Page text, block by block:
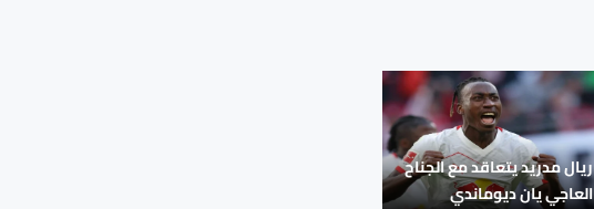
ريال مدريد يتعاقد مع الجناح
العاجي يان ديوماندي